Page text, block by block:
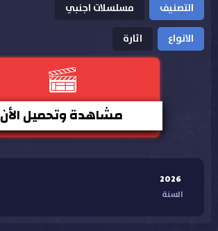
التصنيف
مسلسلات اجنبي
الانواع
اثارة
مشاهدة وتحميل الأن
2026
السنة